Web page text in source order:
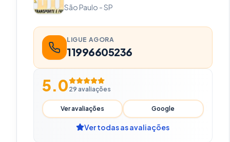
São Paulo -SP
LIGUE AGORA
11996605236
5.0 29 avaliações
Ver avaliações Google
Ver todas as avaliações